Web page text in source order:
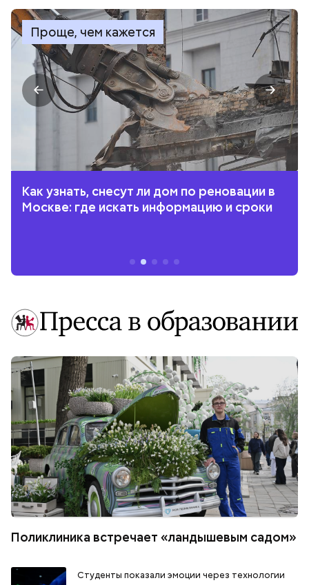
Проще, чем кажется
Как узнать, снесут ли дом по реновации в
Москве: где искать информацию и сроки
Поликлиника встречает «ландышевым садом»
Студенты показали эмоции через технологии